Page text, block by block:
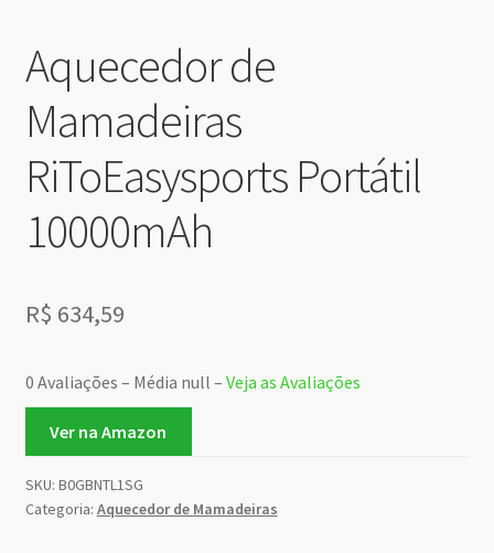
Aquecedor de
Mamadeiras
RiToEasysports Portátil
10000mAh
R$ 634,59
0 Avaliações – Média null – Veja as Avaliações
Ver na Amazon
SKU: B0GBNTL1SG
Categoria: Aquecedor de Mamadeiras